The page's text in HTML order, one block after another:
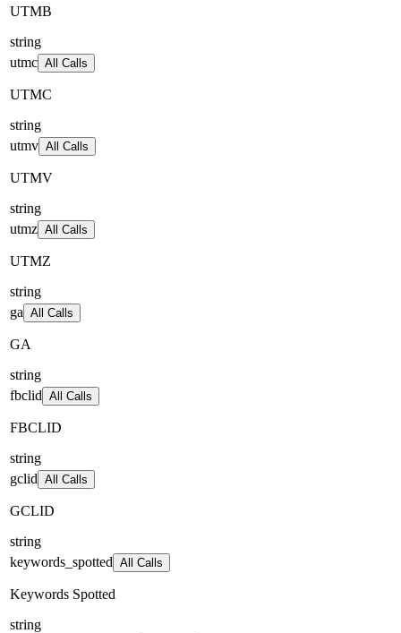
UTMB
string
utmc All Calls
UTMC
string
utmv All Calls
UTMV
string
utmz All Calls
UTMZ
string
ga All Calls
GA
string
fbclid All Calls
FBCLID
string
gclid All Calls
GCLID
string
keywords_spotted All Calls
Keywords Spotted
string